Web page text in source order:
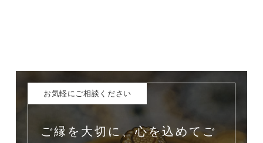
お気軽にご相談ください
ご縁を大切に、心を込めてご